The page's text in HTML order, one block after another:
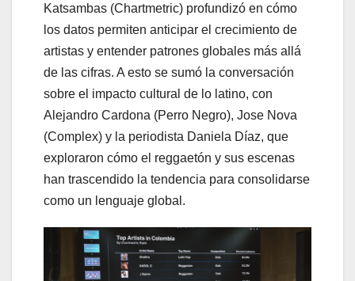
Katsambas (Chartmetric) profundizó en cómo
los datos permiten anticipar el crecimiento de
artistas y entender patrones globales más allá
de las cifras. A esto se sumó la conversación
sobre el impacto cultural de lo latino, con
Alejandro Cardona (Perro Negro), Jose Nova
(Complex) y la periodista Daniela Díaz, que
exploraron cómo el reggaetón y sus escenas
han trascendido la tendencia para consolidarse
como un lenguaje global.